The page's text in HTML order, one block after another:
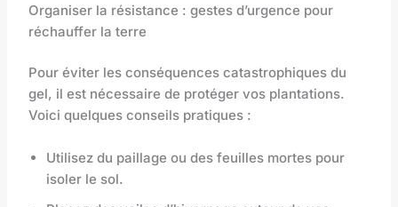
Organiser la résistance : gestes d’urgence pour
réchauffer la terre
Pour éviter les conséquences catastrophiques du
gel, il est nécessaire de protéger vos plantations.
Voici quelques conseils pratiques :
Utilisez du paillage ou des feuilles mortes pour
isoler le sol.